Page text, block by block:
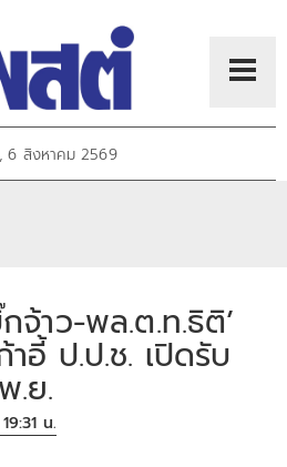
6 สิงหาคม 2569
จ้าว-พล.ต.ท.ธิติ’
าอี้ ป.ป.ช. เปิดรับ
.ย.
น.